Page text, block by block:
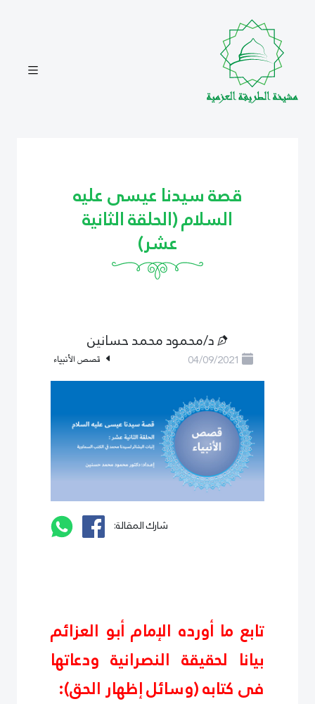
قصة سيدنا عيسى عليه
السلام (الحلقة الثانية
عشر)
د/محمود محمد حسانين
04/09/2021 قصص الأنبياء
شارك المقالة:
تابع ما أورده الإمام أبو العزائم
بيانا لحقيقة النصرانية ودعاتها
فى كتابه (وسائل إظهار الحق):